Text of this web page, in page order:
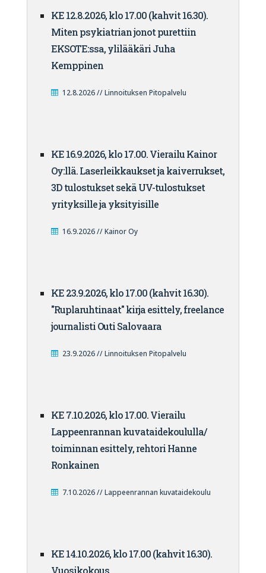
KE 12.8.2026, klo 17.00 (kahvit 16.30).
Miten psykiatrian jonot purettiin
EKSOTE:ssa, ylilääkäri Juha
Kemppinen
12.8.2026 // Linnoituksen Pitopalvelu
KE 16.9.2026, klo 17.00. Vierailu Kainor
Oy:llä. Laserleikkaukset ja kaiverrukset,
3D tulostukset sekä UV-tulostukset
yrityksille ja yksityisille
16.9.2026 // Kainor Oy
KE 23.9.2026, klo 17.00 (kahvit 16.30).
"Ruplaruhtinaat" kirja esittely, freelance
journalisti Outi Salovaara
23.9.2026 // Linnoituksen Pitopalvelu
KE 7.10.2026, klo 17.00. Vierailu
Lappeenrannan kuvataidekoululla/
toiminnan esittely, rehtori Hanne
Ronkainen
7.10.2026 // Lappeenrannan kuvataidekoulu
KE 14.10.2026, klo 17.00 (kahvit 16.30).